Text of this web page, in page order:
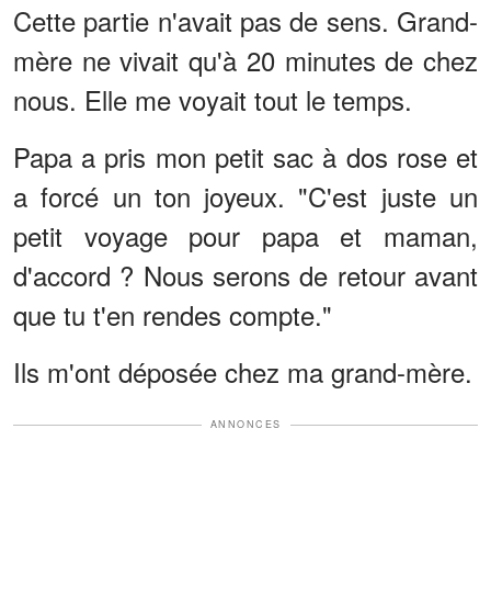
Cette partie n'avait pas de sens. Grand-
mère ne vivait qu'à 20 minutes de chez
nous. Elle me voyait tout le temps.
Papa a pris mon petit sac à dos rose et
a forcé un ton joyeux. "C'est juste un
petit voyage pour papa et maman,
d'accord ? Nous serons de retour avant
que tu t'en rendes compte."
Ils m'ont déposée chez ma grand-mère.
ANNONCES